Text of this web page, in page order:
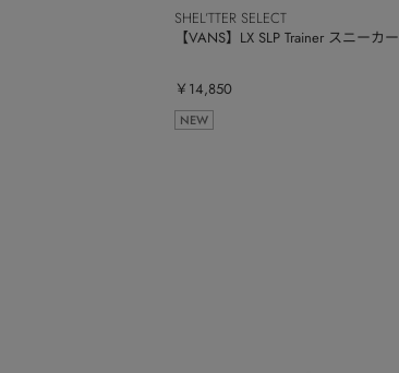
SHEL’TTER SELECT
【VANS】LX SLP Trainer スニーカー
￥14,850
NEW